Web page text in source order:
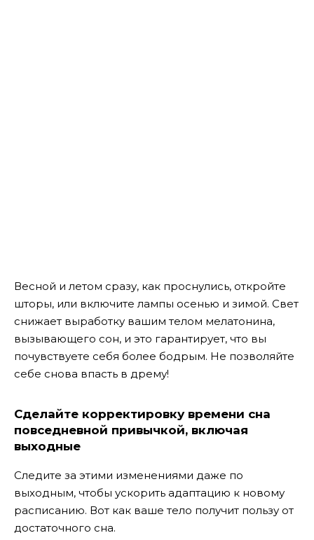
Весной и летом сразу, как проснулись, откройте
шторы, или включите лампы осенью и зимой. Свет
снижает выработку вашим телом мелатонина,
вызывающего сон, и это гарантирует, что вы
почувствуете себя более бодрым. Не позволяйте
себе снова впасть в дрему!
Сделайте корректировку времени сна
повседневной привычкой, включая
выходные
Следите за этими изменениями даже по
выходным, чтобы ускорить адаптацию к новому
расписанию. Вот как ваше тело получит пользу от
достаточного сна.